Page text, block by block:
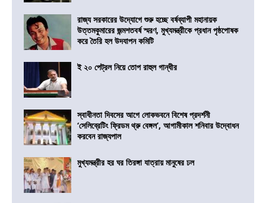
রাজ্য সরকারের উদ্যোগে শুরু হচ্ছে বর্ষব্যাপী মহানায়ক
উত্তমকুমারের জন্মশতবর্ষ স্মরণ, মুখ্যমন্ত্রীকে প্রধান পৃষ্ঠপোষক
করে তৈরি হল উদযাপন কমিটি
ই ২০ পেট্রল নিয়ে তোপ রাহুল গান্ধীর
স্বাধীনতা দিবসের আগে লোকভবনে বিশেষ প্রদর্শনী
‘সেলিব্রেটিং ফ্রিডম থ্রু বেঙ্গল’, আগামীকাল শনিবার উদ্বোধন
করবেন রাজ্যপাল
মুখ্যমন্ত্রীর হর ঘর তিরঙ্গা যাত্রায় মানুষের ঢল